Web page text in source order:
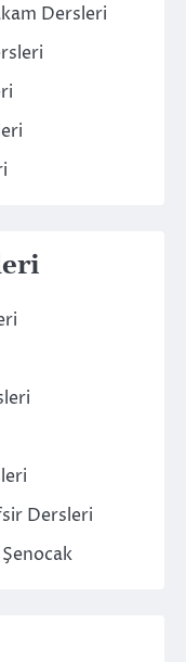
Dersleri
Dersleri